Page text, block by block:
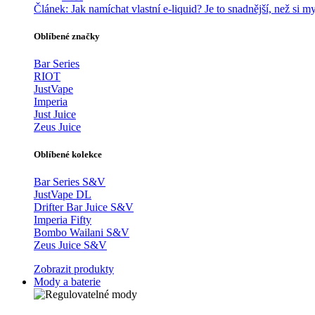
Článek: Jak namíchat vlastní e-liquid? Je to snadnější, než si
Oblíbené značky
Bar Series
RIOT
JustVape
Imperia
Just Juice
Zeus Juice
Oblíbené kolekce
Bar Series S&V
JustVape DL
Drifter Bar Juice S&V
Imperia Fifty
Bombo Wailani S&V
Zeus Juice S&V
Zobrazit produkty
Mody a baterie